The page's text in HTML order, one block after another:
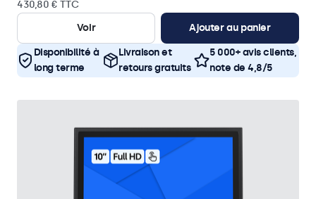
430,80 € TTC
Voir
Ajouter au panier
Disponibilité à
long terme
Livraison et
retours gratuits
5 000+ avis clients,
note de 4,8/5